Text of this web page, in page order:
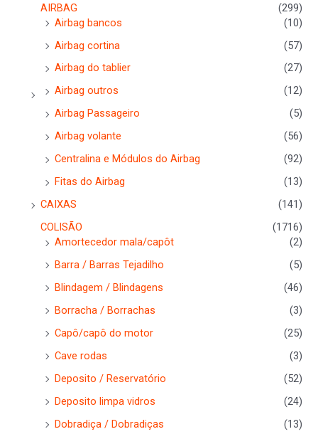
AIRBAG
(299)
Airbag bancos
(10)
Airbag cortina
(57)
Airbag do tablier
(27)
Airbag outros
(12)
Airbag Passageiro
(5)
Airbag volante
(56)
Centralina e Módulos do Airbag
(92)
Fitas do Airbag
(13)
CAIXAS
(141)
COLISÃO
(1716)
Amortecedor mala/capôt
(2)
Barra / Barras Tejadilho
(5)
Blindagem / Blindagens
(46)
Borracha / Borrachas
(3)
Capô/capô do motor
(25)
Cave rodas
(3)
Deposito / Reservatório
(52)
Deposito limpa vidros
(24)
Dobradiça / Dobradiças
(13)